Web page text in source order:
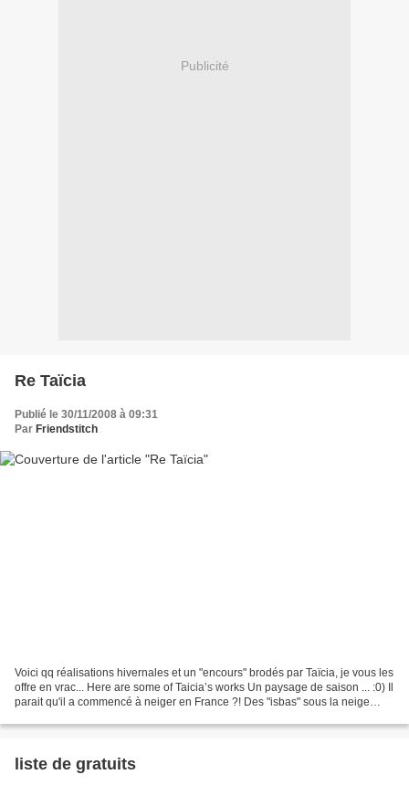
Publicité
Re Taïcia
Publié le 30/11/2008 à 09:31
Par Friendstitch
Voici qq réalisations hivernales et un "encours" brodés par Taïcia, je vous les
offre en vrac... Here are some of Taicia’s works Un paysage de saison ... :0) Il
parait qu'il a commencé à neiger en France ?! Des "isbas" sous la neige
liste de gratuits